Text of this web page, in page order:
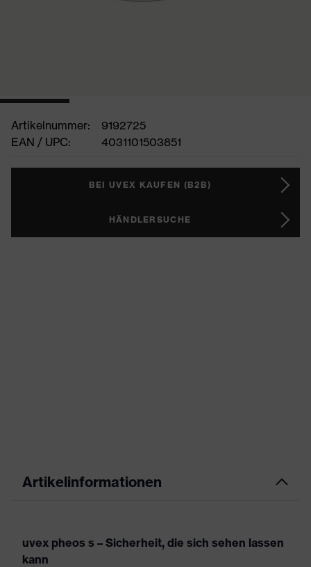
Artikelnummer:
9192725
EAN / UPC:
4031101503851
BEI UVEX KAUFEN (B2B)
HÄNDLERSUCHE
Artikelinformationen
uvex pheos s – Sicherheit, die sich sehen lassen
kann